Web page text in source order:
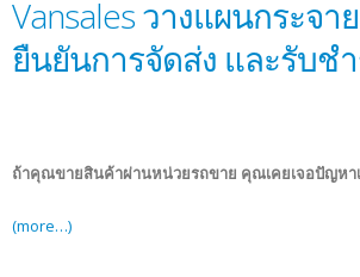
Vansales วางแผนกระจ
ยืนยันการจัดส่ง และรับชำ
ถ้าคุณขายสินค้าผ่านหน่วยรถขาย คุณเคยเจอปัญหา
(more…)